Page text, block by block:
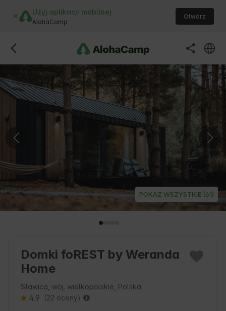
Użyj aplikacji mobilnej
AlohaCamp
Otwórz
POKAŻ WSZYSTKIE (61)
Domki foREST by Weranda
Home
Sławica, woj. wielkopolskie, Polska
4.9 (22 oceny)